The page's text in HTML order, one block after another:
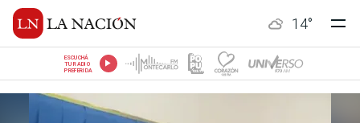
14°
ESCUCHÁ
TU RADIO
PREFERIDA